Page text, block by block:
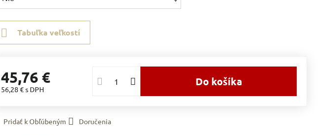
Tabuľka veľkostí
45,76 €
56,28 €s DPH
Do košíka
Pridať k Obľúbeným Doručenia